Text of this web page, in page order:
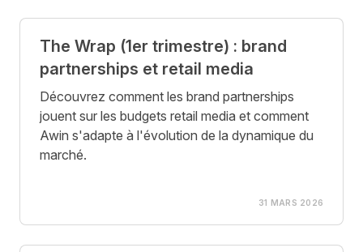
The Wrap (1er trimestre) : brand
partnerships et retail media
Découvrez comment les brand partnerships
jouent sur les budgets retail media et comment
Awin s'adapte à l'évolution de la dynamique du
marché.
31 MARS 2026